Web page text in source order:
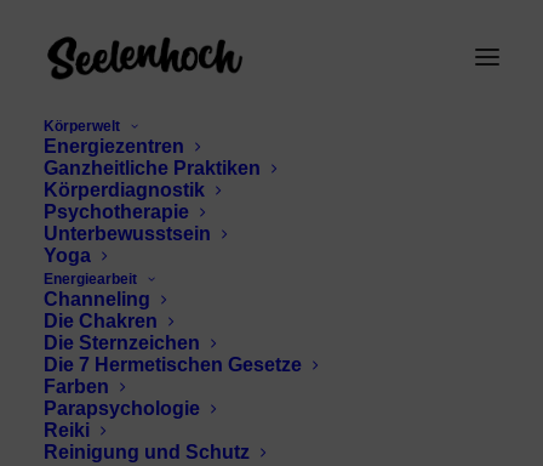
Körperwelt
Energiezentren
Ganzheitliche Praktiken
Körperdiagnostik
Psychotherapie
Unterbewusstsein
Yoga
Energiearbeit
Channeling
Die Chakren
Die Sternzeichen
Die 7 Hermetischen Gesetze
Farben
Parapsychologie
Reiki
Reinigung und Schutz
Körper und Geist
schulen